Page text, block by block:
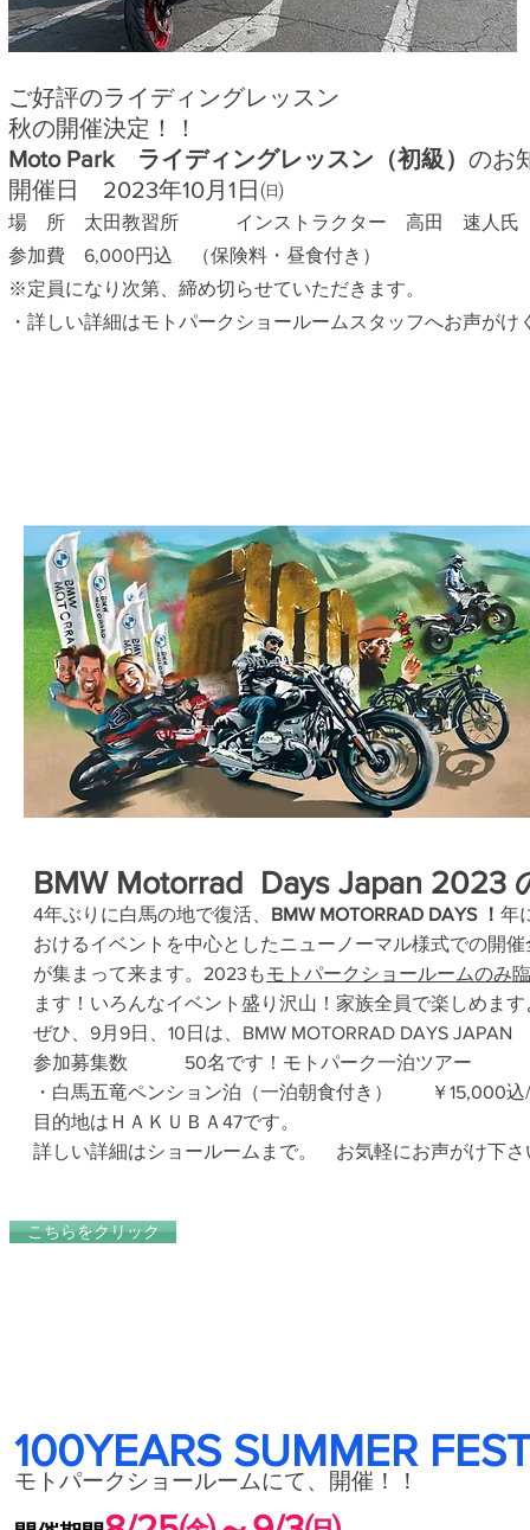
ご好評のライディングレッスン
​秋の開催決定！！
Moto Park
ライディングレッスン（初級） のお
開催日 2023年10月1日㈰
場 所 太田教習所
インストラクター 高田 速
​参加費 6,000円込 （保険料・昼食付き）
※定員になり次第、締め切らせていただきます。
・詳しい詳細はモトパークショールームスタッフへお声がけ
BMW Motorrad Days Japan 2023
4年ぶりに白馬の地で復活、 BMW MOTORRAD DAYS ！ 年
おけるイベントを中心としたニューノーマル様式での開催
が集まって来ます。 2023もモトパークショ ールームのみ
ます！ いろんなイベント盛り沢山！家族全員で楽しめます
ぜひ、9月9日、10日は、BMW MOTORRAD DAYS
参加募集数 50名です！ モトパーク一泊ツアー
・白馬五竜ペンション泊（一泊朝食付き）
￥15,000込
目的地はＨＡＫＵＢＡ47です。
詳しい詳細はショールームまで。
お気軽にお声がけ下さ
こちらをクリック
100YEARS SUMMER
モトパークショールームにて、 開催！！